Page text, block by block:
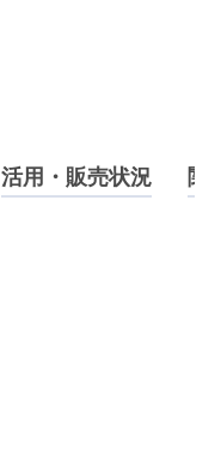
活用・販売状況 関